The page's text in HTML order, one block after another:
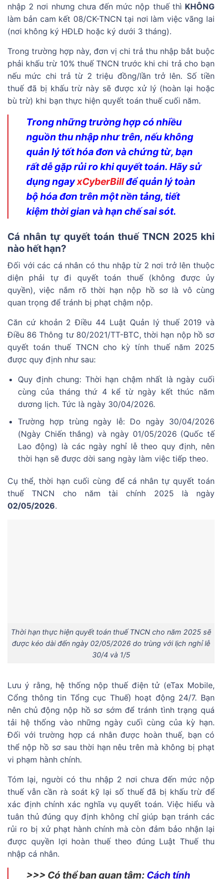
nhập 2 nơi nhưng chưa đến mức nộp thuế thì KHÔNG
làm bản cam kết 08/CK-TNCN tại nơi làm việc vãng lai
(nơi không ký HĐLĐ hoặc ký dưới 3 tháng).
Trong trường hợp này, đơn vị chi trả thu nhập bắt buộc
phải khấu trừ 10% thuế TNCN trước khi chi trả cho bạn
nếu mức chi trả từ 2 triệu đồng/lần trở lên. Số tiền
thuế đã bị khấu trừ này sẽ được xử lý (hoàn lại hoặc
bù trừ) khi bạn thực hiện quyết toán thuế cuối năm.
Trong những trường hợp có nhiều
nguồn thu nhập như trên, nếu không
quản lý tốt hóa đơn và chứng từ, bạn
rất dễ gặp rủi ro khi quyết toán. Hãy sử
dụng ngayxCyberBillđể quản lý toàn
bộ hóa đơn trên một nền tảng, tiết
kiệm thời gian và hạn chế sai sót.
Cá nhân tự quyết toán thuế TNCN 2025 khi
nào hết hạn?
Đối với các cá nhân có thu nhập từ 2 nơi trở lên thuộc
diện phải tự đi quyết toán thuế (không được ủy
quyền), việc nắm rõ thời hạn nộp hồ sơ là vô cùng
quan trọng để tránh bị phạt chậm nộp.
Căn cứ khoản 2 Điều 44 Luật Quản lý thuế 2019 và
Điều 86 Thông tư 80/2021/TT-BTC, thời hạn nộp hồ sơ
quyết toán thuế TNCN cho kỳ tính thuế năm 2025
được quy định như sau:
Quy định chung: Thời hạn chậm nhất là ngày cuối
cùng của tháng thứ 4 kể từ ngày kết thúc năm
dương lịch. Tức là ngày 30/04/2026.
Trường hợp trùng ngày lễ: Do ngày 30/04/2026
(Ngày Chiến thắng) và ngày 01/05/2026 (Quốc tế
Lao động) là các ngày nghỉ lễ theo quy định, nên
thời hạn sẽ được dời sang ngày làm việc tiếp theo.
Cụ thể, thời hạn cuối cùng để cá nhân tự quyết toán
thuế TNCN cho năm tài chính 2025 là ngày
02/05/2026.
Thời hạn thực hiện quyết toán thuế TNCN cho năm 2025 sẽ
được kéo dài đến ngày 02/05/2026 do trùng với lịch nghỉ lễ
30/4 và 1/5
Lưu ý rằng, hệ thống nộp thuế điện tử (eTax Mobile,
Cổng thông tin Tổng cục Thuế) hoạt động 24/7. Bạn
nên chủ động nộp hồ sơ sớm để tránh tình trạng quá
tải hệ thống vào những ngày cuối cùng của kỳ hạn.
Đối với trường hợp cá nhân được hoàn thuế, bạn có
thể nộp hồ sơ sau thời hạn nêu trên mà không bị phạt
vi phạm hành chính.
Tóm lại, người có thu nhập 2 nơi chưa đến mức nộp
thuế vẫn cần rà soát kỹ lại số thuế đã bị khấu trừ để
xác định chính xác nghĩa vụ quyết toán. Việc hiểu và
tuân thủ đúng quy định không chỉ giúp bạn tránh các
rủi ro bị xử phạt hành chính mà còn đảm bảo nhận lại
được quyền lợi hoàn thuế theo đúng Luật Thuế thu
nhập cá nhân.
>>> Có thể bạn quan tâm: Cách tính